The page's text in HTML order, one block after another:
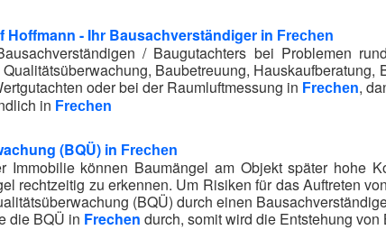
- Ihr Bausachverständiger in Frechen
/ Baugutachters bei Problemen
Baubetreuung,
oder bei der Raumluftmessung in Frechen,
in Frechen
(BQÜ) in Frechen
Immobilie können Baumängel am Objekt später hohe
rechtzeitig zu erkennen. Um Risiken für das Auftreten
(BQÜ) durch einen
die BQÜ in Frechen durch, somit wird die Entstehung